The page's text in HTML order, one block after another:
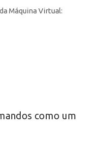
Máquina Virtual:
como um